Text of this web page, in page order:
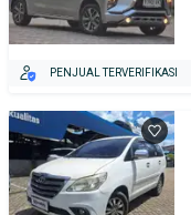
PENJUAL TERVERIFIKASI